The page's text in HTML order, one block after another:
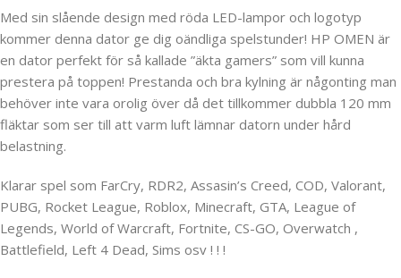
Med sin slående design med röda LED-lampor och logotyp
kommer denna dator ge dig oändliga spelstunder! HP OMEN är
en dator perfekt för så kallade ”äkta gamers” som vill kunna
prestera på toppen! Prestanda och bra kylning är någonting man
behöver inte vara orolig över då det tillkommer dubbla 120 mm
fläktar som ser till att varm luft lämnar datorn under hård
belastning.
Klarar spel som FarCry, RDR2, Assasin’s Creed, COD, Valorant,
PUBG, Rocket League, Roblox, Minecraft, GTA, League of
Legends, World of Warcraft, Fortnite, CS-GO, Overwatch ,
Battlefield, Left 4 Dead, Sims osv ! ! !